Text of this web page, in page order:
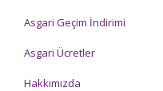
Asgari Geçim İndirimi
Asgari Ücretler
Hakkımızda